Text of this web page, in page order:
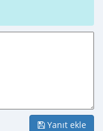
Yanıt ekle